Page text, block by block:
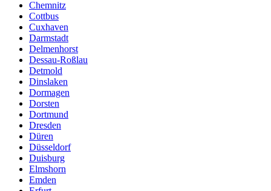
Chemnitz
Cottbus
Cuxhaven
Darmstadt
Delmenhorst
Dessau-Roßlau
Detmold
Dinslaken
Dormagen
Dorsten
Dortmund
Dresden
Düren
Düsseldorf
Duisburg
Elmshorn
Emden